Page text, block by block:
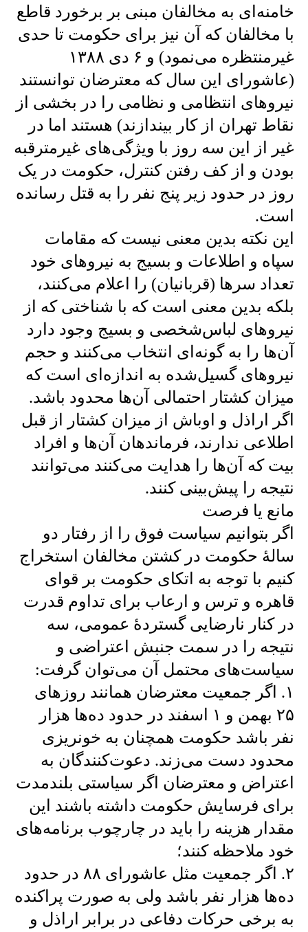
خامنه‌ای به مخالفان مبنی بر برخورد قاطع
با مخالفان که آن نیز برای حکومت تا حدی
غیرمنتظره می‌نمود) و ۶ دی ۱۳۸۸
(عاشورای این سال که معترضان توانستند
نیروهای انتظامی و نظامی را در بخشی از
نقاط تهران از کار بیندازند) هستند اما در
غیر از این سه روز با ویژگی‌های غیرمترقبه
بودن و از کف رفتن کنترل، حکومت در یک
روز در حدود زیر پنج نفر را به قتل رسانده
است.
این نکته بدین معنی نیست که مقامات
سپاه و اطلاعات و بسیج به نیروهای خود
تعداد سر‌ها (قربانیان) را اعلام می‌کنند،
بلکه بدین معنی است که با‌ شناختی که از
نیروهای لباس‌شخصی و بسیج وجود دارد
آن‌ها را به گونه‌ای انتخاب می‌کنند و حجم
نیروهای گسیل‌شده به اندازه‌ای است که
میزان کشتار احتمالی آن‌ها محدود باشد.
اگر اراذل و اوباش از میزان کشتار از قبل
اطلاعی ندارند، فرماندهان آن‌ها و افراد
بیت که آن‌ها را هدایت می‌کنند می‌توانند
نتیجه را پیش‌بینی کنند.
مانع یا فرصت
اگر بتوانیم سیاست فوق را از رفتار دو
سالهٔ حکومت در کشتن مخالفان استخراج
کنیم با توجه به اتکای حکومت بر قوای
قاهره و ترس و ارعاب برای تداوم قدرت
در کنار نارضایی گستردهٔ عمومی، سه
نتیجه را در سمت جنبش اعتراضی و
سیاست‌های محتمل آن می‌توان گرفت:
۱. اگر جمعیت معترضان همانند روزهای
۲۵ بهمن و ۱ اسفند در حدود ده‌ها هزار
نفر باشد حکومت همچنان به خونریزی
محدود دست می‌زند. دعوت‌کنندگان به
اعتراض و معترضان اگر سیاستی بلندمدت
برای فرسایش حکومت داشته باشند این
مقدار هزینه را باید در چارچوب برنامه‌های
خود ملاحظه کنند؛
۲. اگر جمعیت مثل عاشورای ۸۸ در حدود
ده‌ها هزار نفر باشد ولی به صورت پراکنده
به برخی حرکات دفاعی در برابر اراذل و